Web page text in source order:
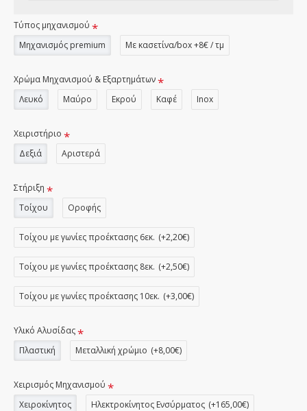
Τύπος μηχανισμού
Μηχανισμός premium
Με κασετίνα/box +8€ / τμ
Χρώμα Μηχανισμού & Εξαρτημάτων
Λευκό
Μαύρο Εκρού Καφέ Inox
Χειριστήριο
Δεξιά
Αριστερά
Στήριξη
Τοίχου
Οροφής
Τοίχου με γωνίες προέκτασης 6εκ. (+2,20€)
Τοίχου με γωνίες προέκτασης 8εκ. (+2,50€)
Τοίχου με γωνίες προέκτασης 10εκ. (+3,00€)
Υλικό Αλυσίδας
Πλαστική
Μεταλλική χρώμιο (+8,00€)
Χειρισμός Μηχανισμού
Χειροκίνητος
Ηλεκτροκίνητος Ενσύρματος (+165,00€)